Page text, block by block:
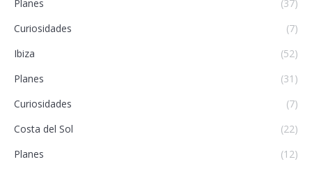
Planes
(37)
Curiosidades
(7)
Ibiza
(52)
Planes
(31)
Curiosidades
(7)
Costa del Sol
(22)
Planes
(12)